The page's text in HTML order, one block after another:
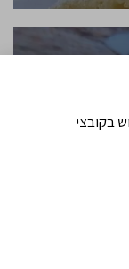
בקובצי